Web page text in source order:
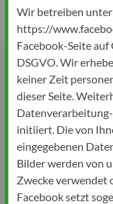
Wir betreiben unter
https://
Facebook-Seite auf
DSGVO. Wir
keiner Zeit
dieser Seite.
initiiert. Die von
eingegebenen
Bilder werden von
Zwecke verwendet
Facebook setzt